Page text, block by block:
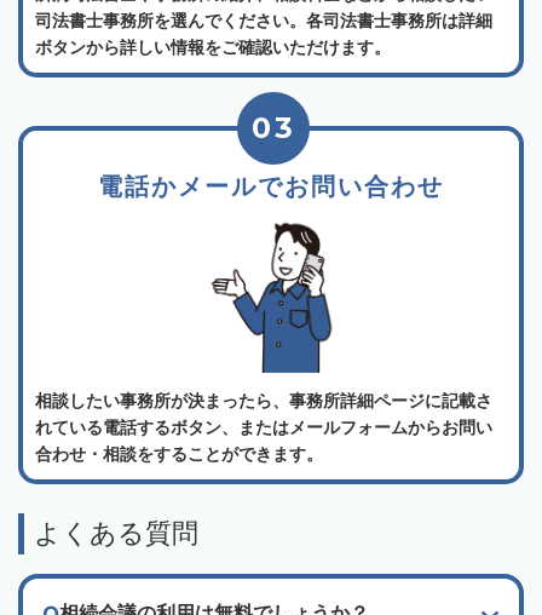
司法書士事務所を選んでください。各司法書士事務所は詳細
ボタンから詳しい情報をご確認いただけます。
電話かメールでお問い合わせ
03
相談したい事務所が決まったら、事務所詳細ページに記載さ
れている電話するボタン、またはメールフォームからお問い
合わせ・相談をすることができます。
よくある質問